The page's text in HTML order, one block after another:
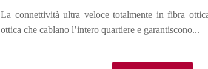
La connettività ultra veloce totalmente in fibra
ottica che cablano l’intero quartiere e garantiscono...